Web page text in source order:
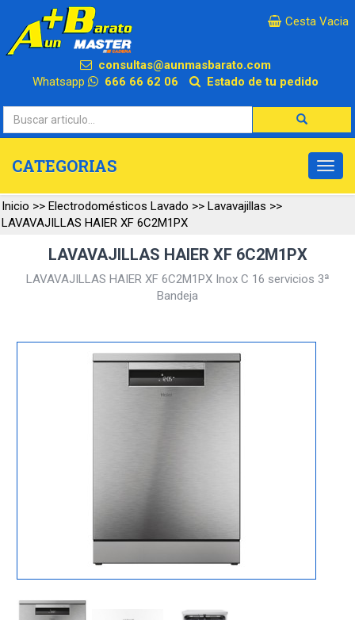
×
Cesta Vacia
consultas@aunmasbarato.com
Whatsapp
666 66 62 06 Estado de tu pedido
CATEGORIAS
Inicio >> Electrodomésticos Lavado >> Lavavajillas >>
LAVAVAJILLAS HAIER XF 6C2M1PX
LAVAVAJILLAS HAIER XF 6C2M1PX
LAVAVAJILLAS HAIER XF 6C2M1PX Inox C 16 servicios 3ª
Bandeja